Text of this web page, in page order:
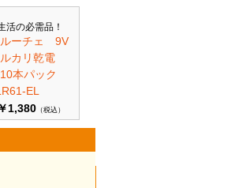
活の必需品！
ルーチェ 9V
カリ乾電
本パック
EL
￥1,380 （税込）